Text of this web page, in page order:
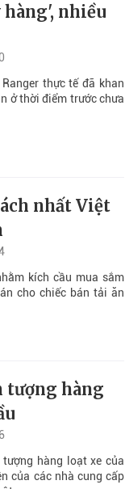
hàng', nhiều
thực tế đã khan
ở thời điểm trước chưa
nhất Việt
kích cầu mua sắm
cho chiếc bán tải ăn
tượng hàng
hàng loạt xe của
của các nhà cung cấp